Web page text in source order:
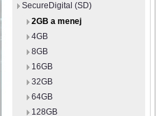
SecureDigital (SD)
2GB a menej
4GB
8GB
16GB
32GB
64GB
128GB